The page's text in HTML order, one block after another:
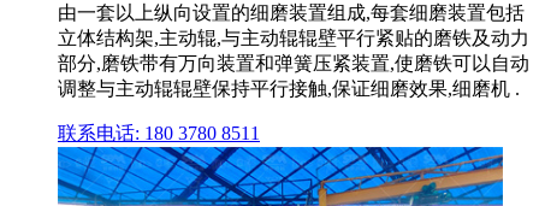
由一套以上纵向设置的细磨装置组成,每套细磨装置包括
立体结构架,主动辊,与主动辊辊壁平行紧贴的磨铁及动力
部分,磨铁带有万向装置和弹簧压紧装置,使磨铁可以自动
调整与主动辊辊壁保持平行接触,保证细磨效果,细磨机 .
联系电话: 180 3780 8511